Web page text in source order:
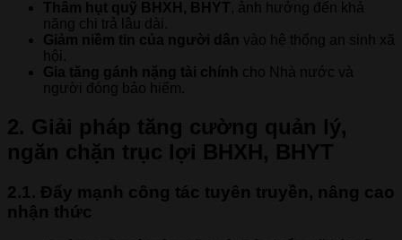
Thâm hụt quỹ BHXH, BHYT, ảnh hưởng đến khả
năng chi trả lâu dài.
Giảm niềm tin của người dân vào hệ thống an sinh xã
hội.
Gia tăng gánh nặng tài chính cho Nhà nước và
người đóng bảo hiểm.
2. Giải pháp tăng cường quản lý,
ngăn chặn trục lợi BHXH, BHYT
2.1. Đẩy mạnh công tác tuyên truyền, nâng cao
nhận thức